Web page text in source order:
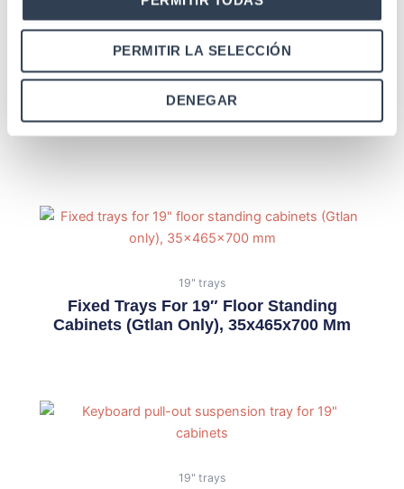
PERMITIR LA SELECCIÓN
DENEGAR
Locks for cabinets
Rectangular Lock With Handle And Key
For Side Door Of Rack Cabinet Data
19" trays
Fixed Trays For 19″ Floor Standing
Cabinets (Gtlan Only), 35x465x700 Mm
19" trays